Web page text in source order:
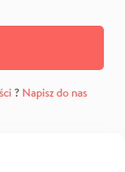
? Napisz do nas